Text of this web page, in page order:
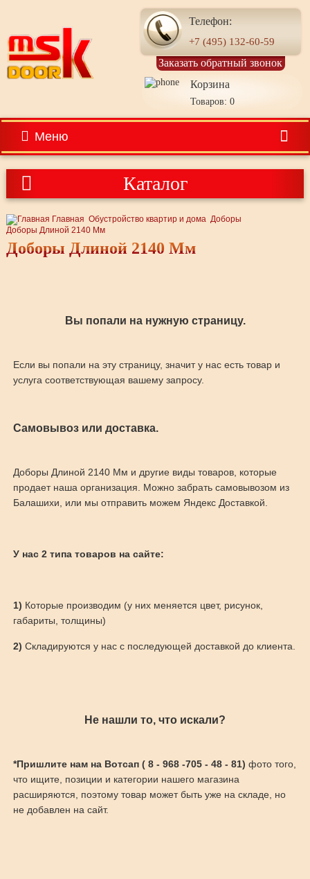
Телефон:
+7 (495) 132-60-59
Заказать обратный звонок
Корзина
Товаров: 0
Меню
Каталог
Главная Обустройство квартир и дома Доборы
Доборы Длиной 2140 Мм
Доборы Длиной 2140 Мм
Вы попали на нужную страницу.
Если вы попали на эту страницу, значит у нас есть товар и
услуга соответствующая вашему запросу.
Самовывоз или доставка.
Доборы Длиной 2140 Мм и другие виды товаров, которые
продает наша организация. Можно забрать самовывозом из
Балашихи, или мы отправить можем Яндекс Доставкой.
У нас 2 типа товаров на сайте:
1) Которые производим (у них меняется цвет, рисунок,
габариты, толщины)
2) Складируются у нас с последующей доставкой до клиента.
Не нашли то, что искали?
*Пришлите нам на Вотсап ( 8 - 968 -705 - 48 - 81) фото того,
что ищите, позиции и категории нашего магазина
расширяются, поэтому товар может быть уже на складе, но
не добавлен на сайт.